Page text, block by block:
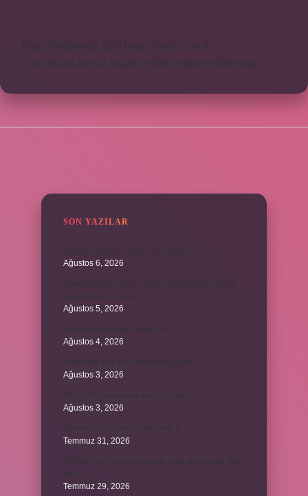
https://bebekkia.com
https://beis.com.tr
https://basi.com.tr
knight online nttgame Sitemap
SON YAZILAR
Ağustos 6, 2026
Ağustos 5, 2026
Ağustos 4, 2026
Ağustos 3, 2026
Ağustos 3, 2026
Temmuz 31, 2026
Temmuz 29, 2026